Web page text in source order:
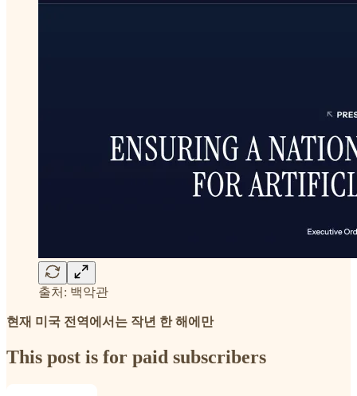
출처: 백악관
현재 미국 전역에서는 작년 한 해에만
This post is for paid subscribers